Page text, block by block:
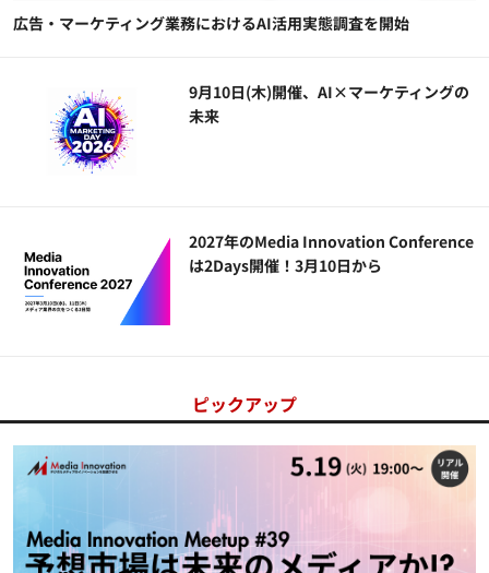
広告・マーケティング業務におけるAI活用実態調査を開始
9月10日(木)開催、AI×マーケティングの
未来
2027年のMedia Innovation Conference
は2Days開催！3月10日から
ピックアップ